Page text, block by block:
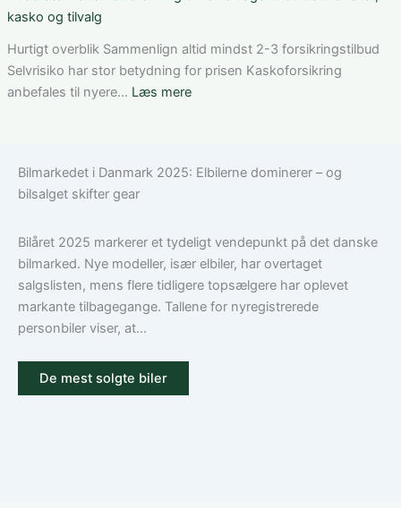
den
løsning
ung
bilforsikring
Tesla
Model
3:
den
kasko og tilvalg
Hurtigt overblik Sammenlign altid mindst 2-3 forsikringstilbud
Selvrisiko har stor betydning for prisen Kaskoforsikring
anbefales til nyere… Læs mere:
bilforsikring
Guide
til
ansvar,
kasko
Bilmarkedet i Danmark 2025: Elbilerne dominerer – og
bilsalget skifter gear
Bilåret 2025 markerer et tydeligt vendepunkt på det danske
bilmarked. Nye modeller, især elbiler, har overtaget
salgslisten, mens flere tidligere topsælgere har oplevet
markante tilbagegange. Tallene for nyregistrerede
personbiler viser, at...
De mest solgte biler